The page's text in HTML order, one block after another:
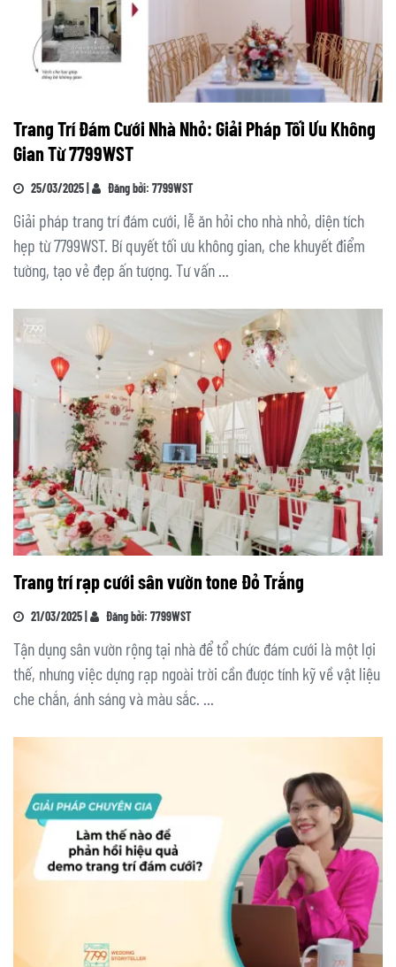
Trang Trí Đám Cưới Nhà Nhỏ: Giải Pháp Tối Ưu Không
Gian Từ 7799WST
25/03/2025 | Đăng bởi: 7799WST
Giải pháp trang trí đám cưới, lễ ăn hỏi cho nhà nhỏ, diện tích
hẹp từ 7799WST. Bí quyết tối ưu không gian, che khuyết điểm
tường, tạo vẻ đẹp ấn tượng. Tư vấn ...
Trang trí rạp cưới sân vườn tone Đỏ Trắng
21/03/2025 | Đăng bởi: 7799WST
Tận dụng sân vườn rộng tại nhà để tổ chức đám cưới là một lợi
thế, nhưng việc dựng rạp ngoài trời cần được tính kỹ về vật liệu
che chắn, ánh sáng và màu sắc. ...